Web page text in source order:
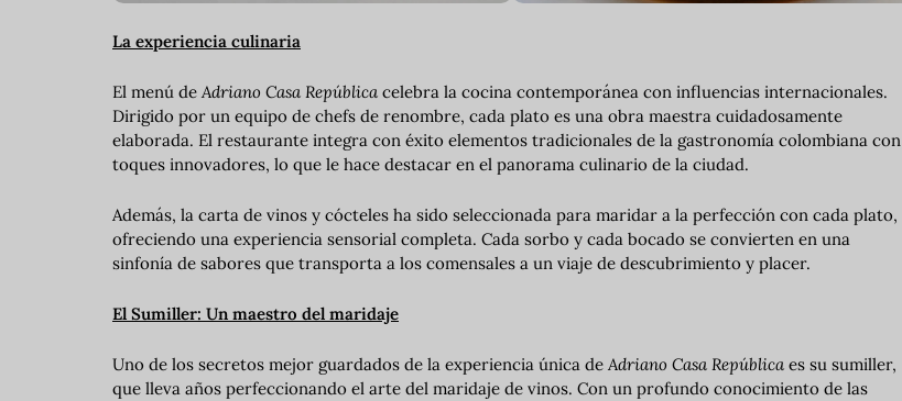
La experiencia culinaria
El menú de Adriano Casa República celebra la cocina contemporánea con influencias internacionales.
Dirigido por un equipo de chefs de renombre, cada plato es una obra maestra cuidadosamente
elaborada. El restaurante integra con éxito elementos tradicionales de la gastronomía colombiana con
toques innovadores, lo que le hace destacar en el panorama culinario de la ciudad.
Además, la carta de vinos y cócteles ha sido seleccionada para maridar a la perfección con cada plato,
ofreciendo una experiencia sensorial completa. Cada sorbo y cada bocado se convierten en una
sinfonía de sabores que transporta a los comensales a un viaje de descubrimiento y placer.
El Sumiller: Un maestro del maridaje
Uno de los secretos mejor guardados de la experiencia única de Adriano Casa República es su sumiller,
que lleva años perfeccionando el arte del maridaje de vinos. Con un profundo conocimiento de las